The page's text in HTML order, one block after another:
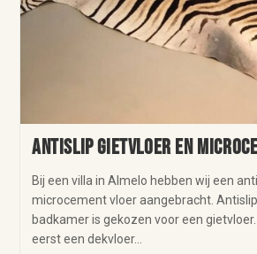
Antislip gietvloer en
Bij een villa in Almelo hebben wij een
microcement vloer aangebracht.
badkamer is gekozen voor een
eerst een dekvloer…